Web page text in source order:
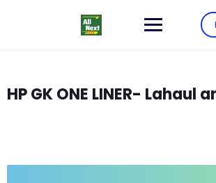
HP GK ONE LINER- Lahaul